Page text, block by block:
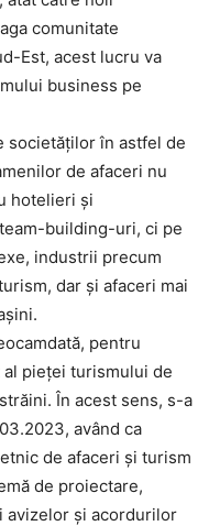
comunitate
Est, acest lucru va
business pe
societăților în astfel de
de afaceri nu
hotelieri și
building-uri, ci pe
industrii precum
dar și afaceri mai
pentru
pieței turismului de
În acest sens, s-a
având ca
de afaceri și turism
de proiectare,
avizelor și acordurilor